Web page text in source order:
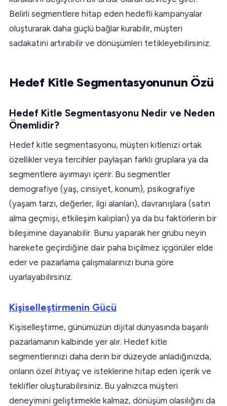
Belirli segmentlere hitap eden hedefli kampanyalar
oluşturarak daha güçlü bağlar kurabilir, müşteri
sadakatini artırabilir ve dönüşümleri tetikleyebilirsiniz.
Hedef Kitle Segmentasyonunun Özü
Hedef Kitle Segmentasyonu Nedir ve Neden
Önemlidir?
Hedef kitle segmentasyonu, müşteri kitlenizi ortak
özellikler veya tercihler paylaşan farklı gruplara ya da
segmentlere ayırmayı içerir. Bu segmentler
demografiye (yaş, cinsiyet, konum), psikografiye
(yaşam tarzı, değerler, ilgi alanları), davranışlara (satın
alma geçmişi, etkileşim kalıpları) ya da bu faktörlerin bir
bileşimine dayanabilir. Bunu yaparak her grubu neyin
harekete geçirdiğine dair paha biçilmez içgörüler elde
eder ve pazarlama çalışmalarınızı buna göre
uyarlayabilirsiniz.
Kişiselleştirmenin Gücü
Kişiselleştirme, günümüzün dijital dünyasında başarılı
pazarlamanın kalbinde yer alır. Hedef kitle
segmentlerinizi daha derin bir düzeyde anladığınızda,
onların özel ihtiyaç ve isteklerine hitap eden içerik ve
teklifler oluşturabilirsiniz. Bu yalnızca müşteri
deneyimini geliştirmekle kalmaz, dönüşüm olasılığını da